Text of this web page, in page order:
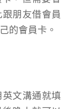
朋友借會員
的會員卡。
文溝通就填